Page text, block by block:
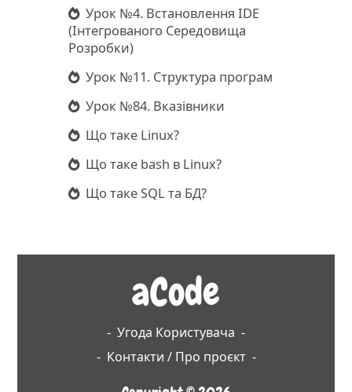
Урок №4. Встановлення IDE
(Інтегрованого Середовища
Розробки)
Урок №11. Структура програм
Урок №84. Вказівники
Що таке Linux?
Що таке bash в Linux?
Що таке SQL та БД?
aCode
- Угода Користувача -
- Контакти / Про проєкт -